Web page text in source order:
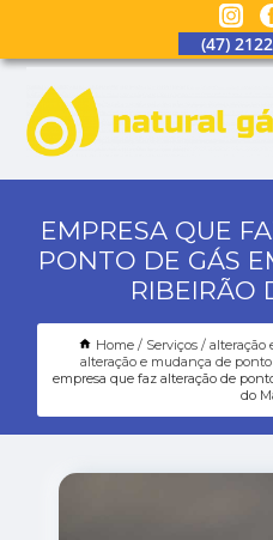
(47)
EMPRESA QUE
PONTO DE GÁS
RIBEIRÃO
Home Serviços
alteração
alteração e mudança de
empresa que faz alteração de
do